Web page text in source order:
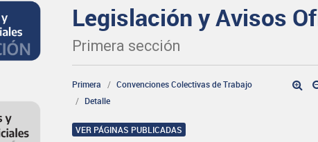
Legislación y Avisos
Primera sección
Primera
Convenciones Colectivas de Trabajo
Detalle
VER PÁGINAS PUBLICADAS